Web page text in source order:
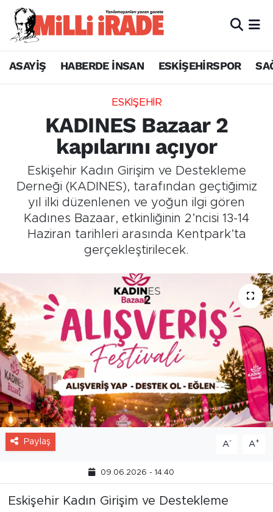
ASAYİŞ HABERDE İNSAN ESKİŞEHİRSPOR
ESKİŞEHİR
KADINES Bazaar 2
kapılarını açıyor
Eskişehir Kadın Girişim ve Destekleme
Derneği (KADINES), tarafından geçtiğimiz
yıl ilki düzenlenen ve yoğun ilgi gören
Kadınes Bazaar, etkinliğinin 2’ncisi 13-14
Haziran tarihleri arasında Kentpark’ta
gerçekleştirilecek.
Paylaş A- A+
09.06.2026 - 14:40
Eskişehir Kadın Girişim ve Destekleme